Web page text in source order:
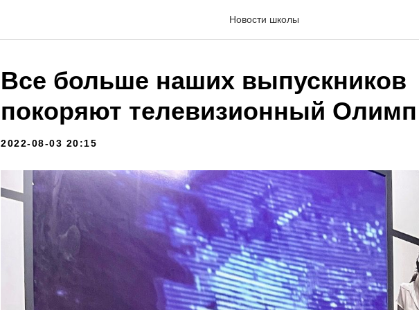
Новости школы
Все больше наших выпускников
покоряют телевизионный
2022-08-03 20:15